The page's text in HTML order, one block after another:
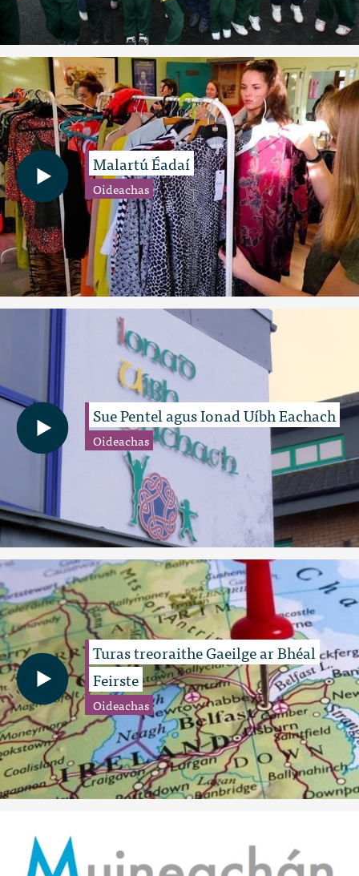
Malartú Éadaí
Oideachas
Sue Pentel agus Ionad Uíbh Eachach
Oideachas
Turas treoraithe Gaeilge ar Bhéal
Feirste
Oideachas